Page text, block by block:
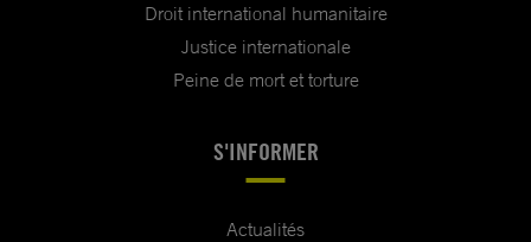
Droit international humanitaire
Justice internationale
Peine de mort et torture
S'INFORMER
Actualités